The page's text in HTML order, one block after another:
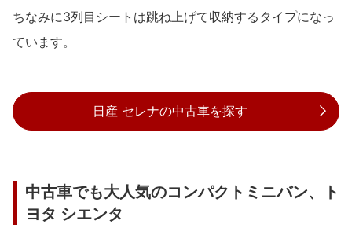
ちなみに3列目シートは跳ね上げて収納するタイプになっ
ています。
日産 セレナの中古車を探す
中古車でも大人気のコンパクトミニバン、ト
ヨタ シエンタ